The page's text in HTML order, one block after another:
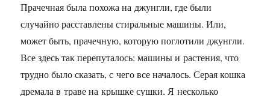
Прачечная была похожа на джунгли, где были
случайно расставлены стиральные машины. Или,
может быть, прачечную, которую поглотили джунгли.
Все здесь так перепуталось: машины и растения, что
трудно было сказать, с чего все началось. Серая кошка
дремала в траве на крышке сушки. Я несколько